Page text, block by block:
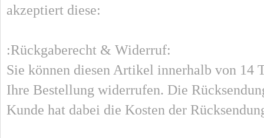
akzeptiert diese:
:Rückgaberecht & Widerruf:
Sie können diesen Artikel innerhalb von 14
Ihre Bestellung widerrufen. Die
Kunde hat dabei die Kosten der